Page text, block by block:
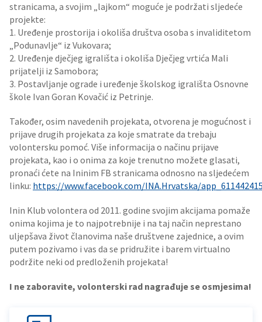
stranicama, a svojim „lajkom“ moguće je podržati sljedeće
projekte:
1. Uređenje prostorija i okoliša društva osoba s invaliditetom
„Podunavlje“ iz Vukovara;
2. Uređenje dječjeg igrališta i okoliša Dječjeg vrtića Mali
prijatelji iz Samobora;
3. Postavljanje ograde i uređenje školskog igrališta Osnovne
škole Ivan Goran Kovačić iz Petrinje.
Također, osim navedenih projekata, otvorena je mogućnost i
prijave drugih projekata za koje smatrate da trebaju
volontersku pomoć. Više informacija o načinu prijave
projekata, kao i o onima za koje trenutno možete glasati,
pronaći ćete na Ininim FB stranicama odnosno na sljedećem
linku: https://www.facebook.com/INA.Hrvatska/
Inin Klub volontera od 2011. godine svojim akcijama pomaže
onima kojima je to najpotrebnije i na taj način neprestano
uljepšava život članovima naše društvene zajednice, a ovim
putem pozivamo i vas da se pridružite i barem virtualno
podržite neki od predloženih projekata!
I ne zaboravite, volonterski rad nagrađuje se osmjesima!